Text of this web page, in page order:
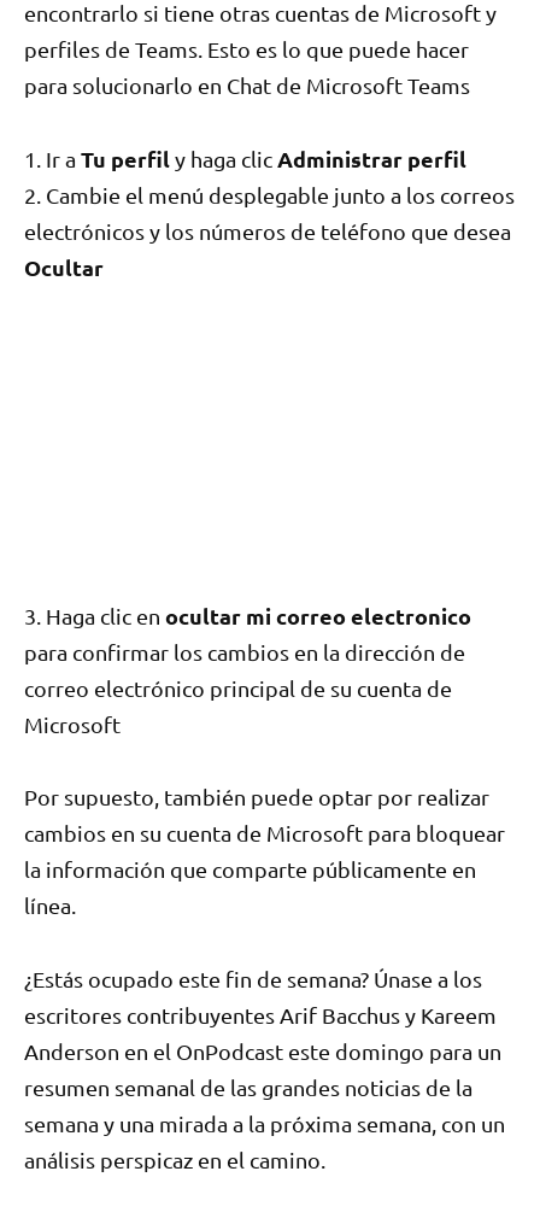
encontrarlo si tiene otras cuentas de Microsoft y
perfiles de Teams. Esto es lo que puede hacer
para solucionarlo en Chat de Microsoft Teams
1. Ir a Tu perfily haga clicAdministrar perfil
2. Cambie el menú desplegable junto a los correos
electrónicos y los números de teléfono que desea
Ocultar
3. Haga clic en ocultar mi correo electronico
para confirmar los cambios en la dirección de
correo electrónico principal de su cuenta de
Microsoft
Por supuesto, también puede optar por realizar
cambios en su cuenta de Microsoft para bloquear
la información que comparte públicamente en
línea.
¿Estás ocupado este fin de semana? Únase a los
escritores contribuyentes Arif Bacchus y Kareem
Anderson en el OnPodcast este domingo para un
resumen semanal de las grandes noticias de la
semana y una mirada a la próxima semana, con un
análisis perspicaz en el camino.